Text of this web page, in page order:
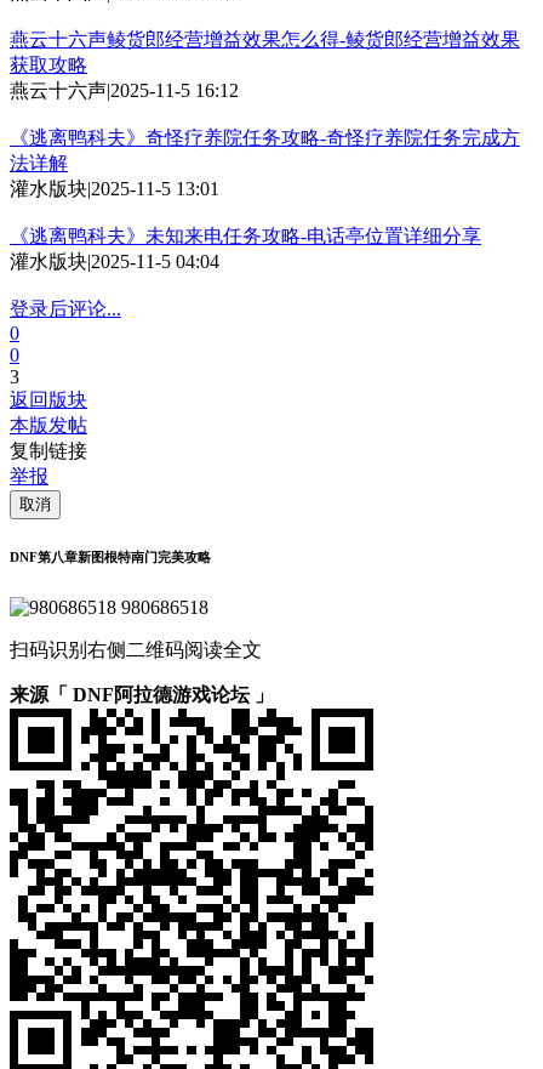
燕云十六声鲮货郎经营增益效果怎么得-鲮货郎经营增益效果
获取攻略
燕云十六声|2025-11-5 16:12
《逃离鸭科夫》奇怪疗养院任务攻略-奇怪疗养院任务完成方
法详解
灌水版块|2025-11-5 13:01
《逃离鸭科夫》未知来电任务攻略-电话亭位置详细分享
灌水版块|2025-11-5 04:04
登录后评论...
0
0
3
返回版块
本版发帖
复制链接
举报
取消
DNF第八章新图根特南门完美攻略
980686518
扫码识别右侧二维码阅读全文
来源「 DNF阿拉德游戏论坛 」